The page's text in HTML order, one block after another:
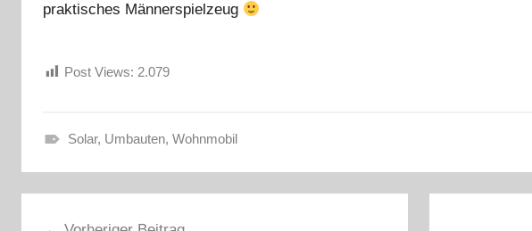
praktisches Männerspielzeug
Post Views: 2.079
Solar, Umbauten, Wohnmobil